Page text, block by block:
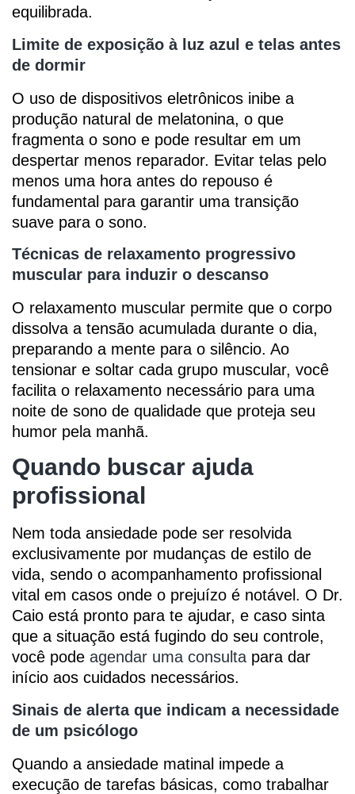
equilibrada.
Limite de exposição à luz azul e telas antes
de dormir
O uso de dispositivos eletrônicos inibe a
produção natural de melatonina, o que
fragmenta o sono e pode resultar em um
despertar menos reparador. Evitar telas pelo
menos uma hora antes do repouso é
fundamental para garantir uma transição
suave para o sono.
Técnicas de relaxamento progressivo
muscular para induzir o descanso
O relaxamento muscular permite que o corpo
dissolva a tensão acumulada durante o dia,
preparando a mente para o silêncio. Ao
tensionar e soltar cada grupo muscular, você
facilita o relaxamento necessário para uma
noite de sono de qualidade que proteja seu
humor pela manhã.
Quando buscar ajuda
profissional
Nem toda ansiedade pode ser resolvida
exclusivamente por mudanças de estilo de
vida, sendo o acompanhamento profissional
vital em casos onde o prejuízo é notável. O Dr.
Caio está pronto para te ajudar, e caso sinta
que a situação está fugindo do seu controle,
você pode agendar uma consulta para dar
início aos cuidados necessários.
Sinais de alerta que indicam a necessidade
de um psicólogo
Quando a ansiedade matinal impede a
execução de tarefas básicas, como trabalhar